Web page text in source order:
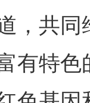
，共
有特